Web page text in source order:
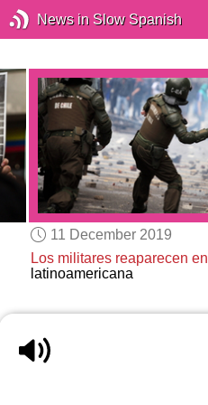
News in Slow Spanish
11 December 2019
Los militares reaparecen en
latinoamericana